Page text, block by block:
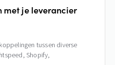
met je leverancier
tussen diverse
Shopify,